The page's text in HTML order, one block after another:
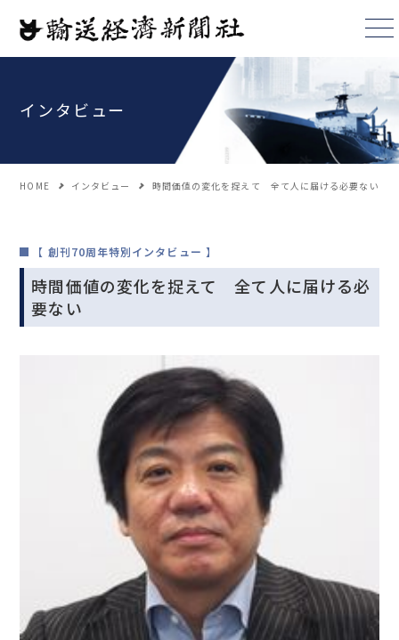
インタビュー
HOME インタビュー 時間価値の変化を捉えて 全て人に届ける必要ない
【 創刊70周年特別インタビュー 】
時間価値の変化を捉えて 全て人に届ける必
要ない